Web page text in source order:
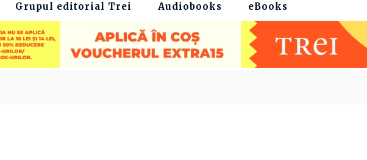
Grupul editorial Trei Audiobooks eBooks